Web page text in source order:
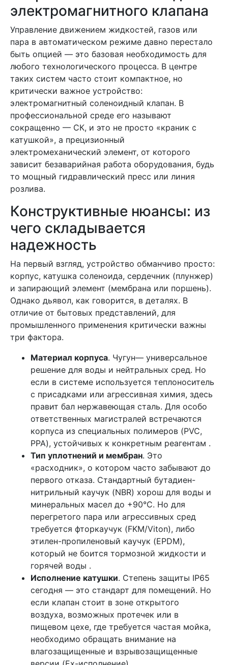
электромагнитного клапана
Управление движением жидкостей, газов или
пара в автоматическом режиме давно перестало
быть опцией — это базовая необходимость для
любого технологического процесса. В центре
таких систем часто стоит компактное, но
критически важное устройство:
электромагнитный соленоидный клапан. В
профессиональной среде его называют
сокращенно — СК, и это не просто «краник с
катушкой», а прецизионный
электромеханический элемент, от которого
зависит безаварийная работа оборудования, будь
то мощный гидравлический пресс или линия
розлива.
Конструктивные нюансы: из
чего складывается
надежность
На первый взгляд, устройство обманчиво просто:
корпус, катушка соленоида, сердечник (плунжер)
и запирающий элемент (мембрана или поршень).
Однако дьявол, как говорится, в деталях. В
отличие от бытовых представлений, для
промышленного применения критически важны
три фактора.
Материал корпуса. Чугун— универсальное
решение для воды и нейтральных сред. Но
если в системе используется теплоноситель
с присадками или агрессивная химия, здесь
правит бал нержавеющая сталь. Для особо
ответственных магистралей встречаются
корпуса из специальных полимеров (PVC,
PPA), устойчивых к конкретным реагентам .
Тип уплотнений и мембран. Это
«расходник», о котором часто забывают до
первого отказа. Стандартный бутадиен-
нитрильный каучук (NBR) хорош для воды и
минеральных масел до +90°С. Но для
перегретого пара или агрессивных сред
требуется фторкаучук (FKM/Viton), либо
этилен-пропиленовый каучук (EPDM),
который не боится тормозной жидкости и
горячей воды .
Исполнение катушки. Степень защиты IP65
сегодня — это стандарт для помещений. Но
если клапан стоит в зоне открытого
воздуха, возможных протечек или в
пищевом цехе, где требуется частая мойка,
необходимо обращать внимание на
влагозащищенные и взрывозащищенные